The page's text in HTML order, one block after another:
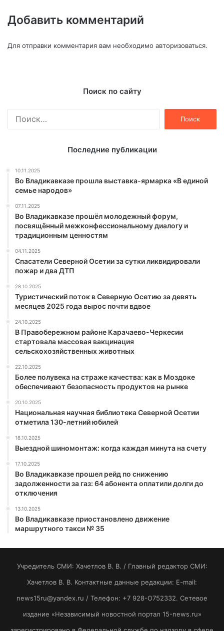
Добавить комментарий
Для отправки комментария вам необходимо авторизоваться.
Поиск по сайту
Последние публикации
10.11.2025
Во Владикавказе прошла выставка-ярмарка «В единой
семье народов»
07.11.2025
Во Владикавказе прошёл молодежный форум,
посвящённый межконфессиональному диалогу и
традиционным ценностям
04.11.2025
Спасатели Северной Осетии за сутки ликвидировали
пожар и два ДТП
28.10.2025
Туристический поток в Северную Осетию за девять
месяцев 2025 года вырос почти вдвое
24.10.2025
В Правобережном районе Карачаево-Черкесии
стартовала массовая вакцинация
сельскохозяйственных животных
22.10.2025
Более полувека на страже качества: как в Моздоке
обеспечивают безопасность продуктов на рынке
20.10.2025
Национальная научная библиотека Северной Осетии
отметила 130-летний юбилей
18.10.2025
Выездной шиномонтаж: когда каждая минута на счету
17.10.2025
Во Владикавказе прошел рейд по снижению
задолженности за газ: 64 абонента оплатили долги до
отключения
13.10.2025
Во Владикавказе приостановлено движение
маршрутного такси № 35
Учредитель СМИ: Хaчeтлoв B. B. / Главный редактор СМИ:
Хaчeтлoв B. B. Контактные данные редакции: E-mail:
news15ru@yandex.ru / Телефон: +7 928-O752332. Сетевое
издание «Независимый новостной портал 15-news.ru»